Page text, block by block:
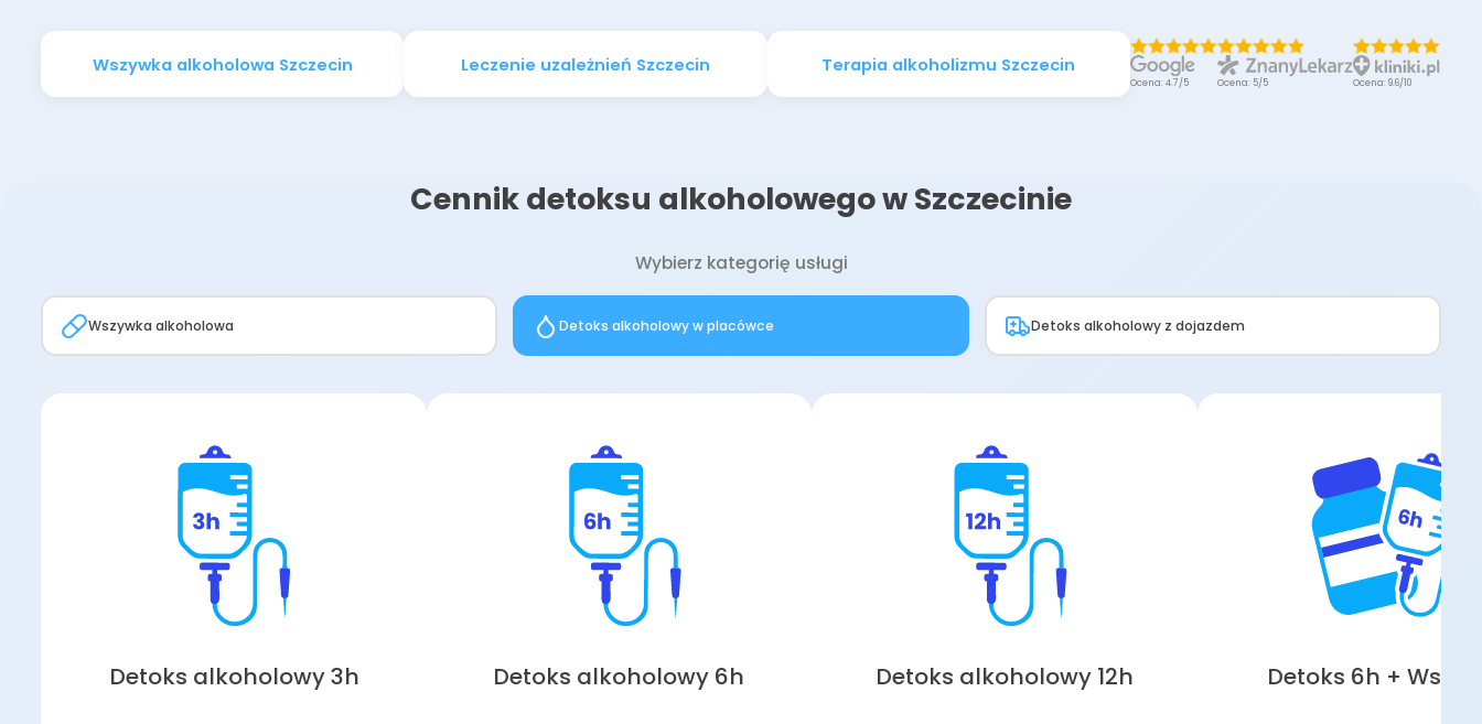
Wszywka alkoholowa Szczecin Leczenie uzależnień Szczecin Terapia alkoholizmu Szczecin
Ocena: 4.7/5 Ocena: 5/5 Ocena: 9.6/10
Cennik detoksu alkoholowego w Szczecinie
Wybierz kategorię usługi
Wszywka alkoholowa Detoks alkoholowy w placówce Detoks alkoholowy z dojazdem
Detoks alkoholowy 3h Detoks alkoholowy 6h Detoks alkoholowy 12h Detoks 6h +